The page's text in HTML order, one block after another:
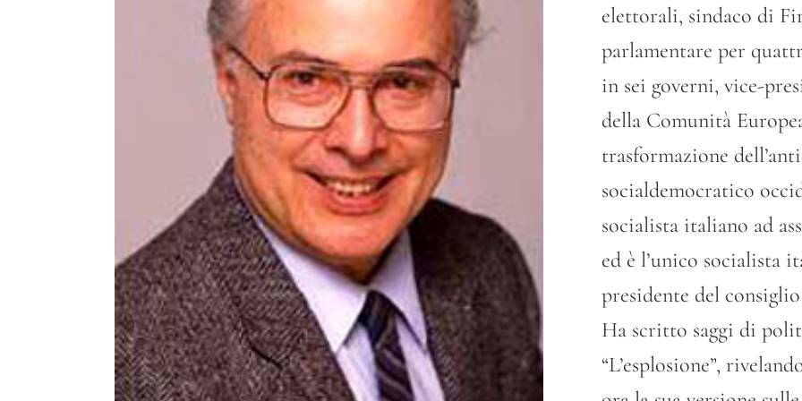
elettorali, sindaco di
parlamentare per
in sei governi, vice-
della Comunità
trasformazione
socialdemocratico
socialista italiano ad
ed è l’unico socialista
presidente del
Ha scritto saggi di
“L’esplosione”,